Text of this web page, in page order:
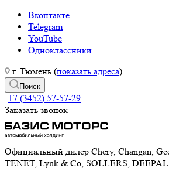
Вконтакте
Telegram
YouTube
Одноклассники
г. Тюмень (показать адреса)
Поиск
+7 (3452) 57-57-29
Заказать звонок
Официальный дилер Chery, Changan,
TENET, Lynk & Co, SOLLERS, DEEPAL